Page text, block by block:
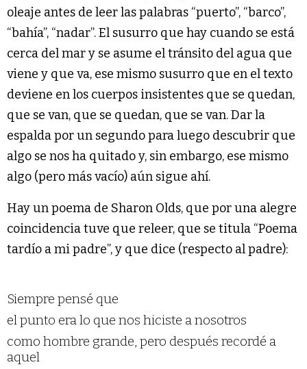
oleaje antes de leer las palabras “puerto”, “barco”,
“bahía”, “nadar”. El susurro que hay cuando se está
cerca del mar y se asume el tránsito del agua que
viene y que va, ese mismo susurro que en el texto
deviene en los cuerpos insistentes que se quedan,
que se van, que se quedan, que se van. Dar la
espalda por un segundo para luego descubrir que
algo se nos ha quitado y, sin embargo, ese mismo
algo (pero más vacío) aún sigue ahí.
Hay un poema de Sharon Olds, que por una alegre
coincidencia tuve que releer, que se titula “Poema
tardío a mi padre”, y que dice (respecto al padre):
Siempre pensé que
el punto era lo que nos hiciste a nosotros
como hombre grande, pero después recordé a
aquel